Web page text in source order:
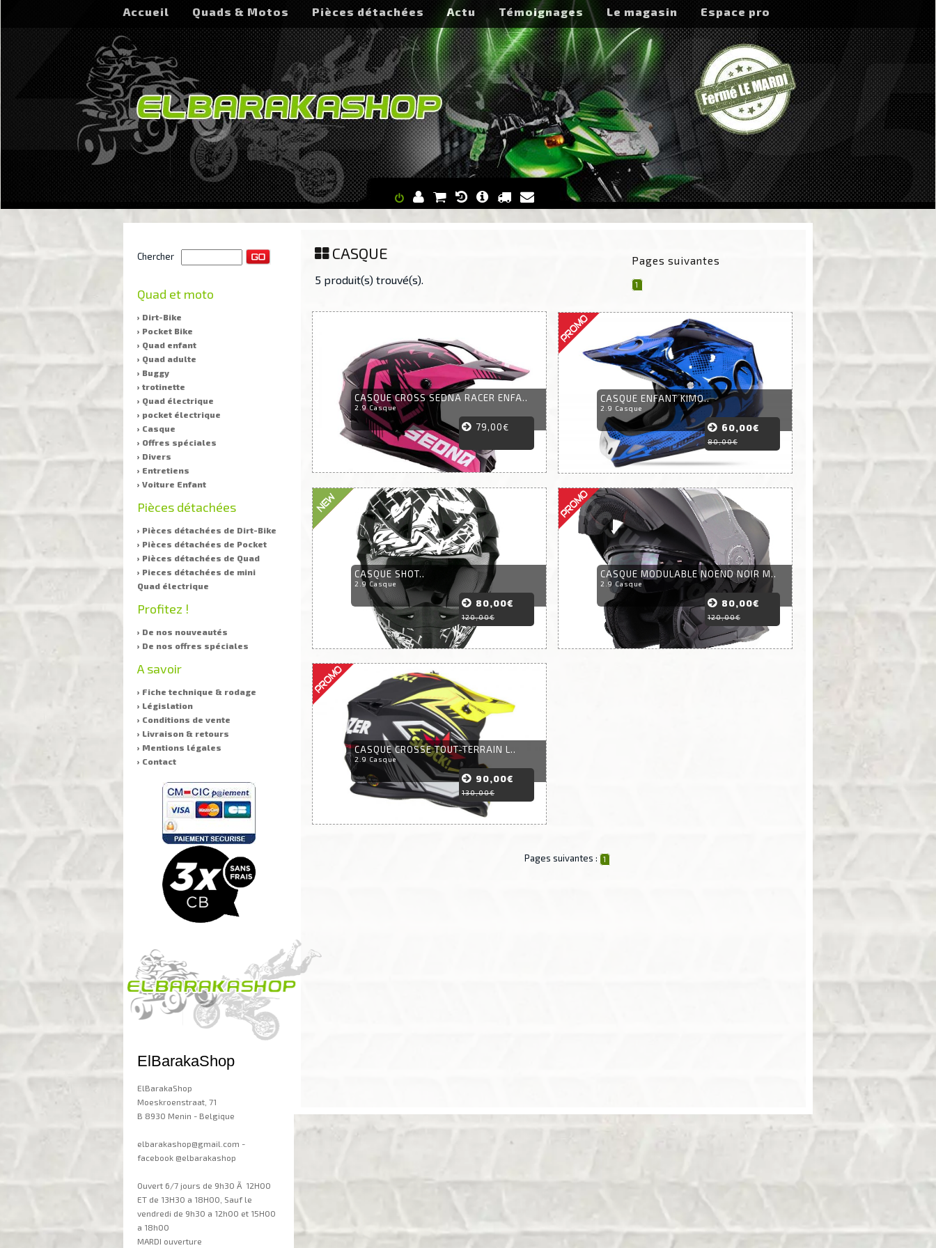
Accueil Quads & Motos Pièces détachées Actu Témoignages Le magasin Espace pro
Chercher
Quad et moto
› Dirt-Bike
› Pocket Bike
› Quad enfant
› Quad adulte
› Buggy
› trotinette
› Quad électrique
› pocket électrique
› Casque
› Offres spéciales
› Divers
› Entretiens
› Voiture Enfant
Pièces détachées
› Pièces détachées de Dirt-Bike
› Pièces détachées de Pocket
› Pièces détachées de Quad
› Pieces détachées de mini
Quad électrique
Profitez !
› De nos nouveautés
› De nos offres spéciales
A savoir
› Fiche technique & rodage
› Législation
› Conditions de vente
› Livraison & retours
› Mentions légales
› Contact
ElBarakaShop
ElBarakaShop
Moeskroenstraat, 71
B 8930 Menin - Belgique
elbarakashop@gmail.com -
facebook @elbarakashop
Ouvert 6/7 jours de 9h30 Ã 12H00
ET de 13H30 a 18H00, Sauf le
vendredi de 9h30 a 12h00 et 15H00
a 18h00
MARDI ouverture
CASQUE
5 produit(s) trouvé(s).
Pages suivantes
1
CASQUE CROSS SEDNA RACER ENFA..
2.9 Casque
79,00€
CASQUE ENFANT KIMO..
2.9 Casque
60,00€
80,00€
CASQUE SHOT..
2.9 Casque
80,00€
120,00€
CASQUE MODULABLE NOEND NOIR M..
2.9 Casque
80,00€
120,00€
CASQUE CROSSE TOUT-TERRAIN L..
2.9 Casque
90,00€
130,00€
Pages suivantes : 1